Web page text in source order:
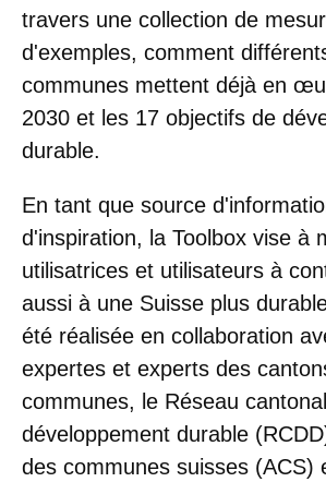
travers une collection de
d'exemples, comment
communes mettent déjà en
2030 et les 17 objectifs de
durable.
En tant que source
d'inspiration, la Toolbox vise à
utilisatrices et utilisateurs à
aussi à une Suisse plus
été réalisée en collaboration
expertes et experts des
communes, le Réseau
développement durable
des communes suisses (ACS)